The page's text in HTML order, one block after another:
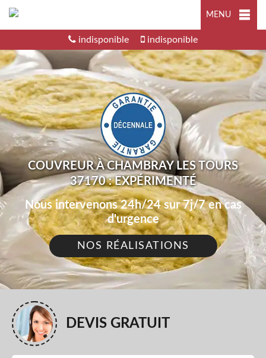
MENU
indisponible indisponible
COUVREUR À CHAMBRAY LES TOURS
37170 : EXPÉRIMENTÉ
Nous intervenons 24h/24 sur 7j/7 en cas
d'urgence
NOS RÉALISATIONS
DEVIS GRATUIT